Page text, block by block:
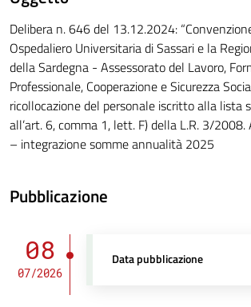
Delibera n. 646 del 13.12.2024:
Ospedaliero Universitaria di Sassari e la
della Sardegna - Assessorato del Lavoro,
Professionale, Cooperazione e Sicurezza
ricollocazione del personale iscritto alla lista
all’art. 6, comma 1, lett. F) della L.R. 3/2008.
– integrazione somme annualità 2025
Pubblicazione
08
07/2026
Data pubblicazione